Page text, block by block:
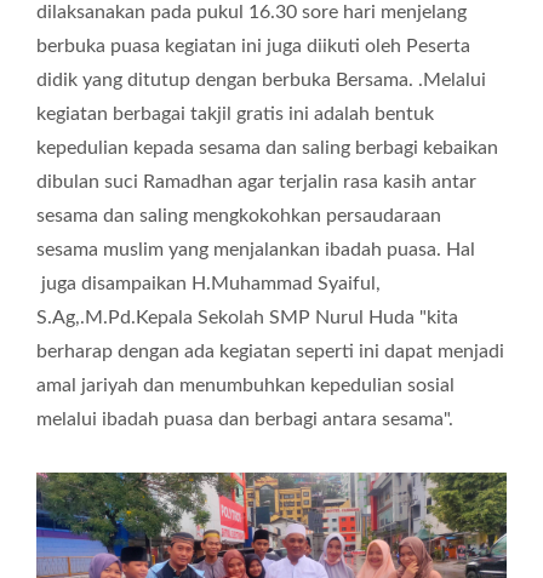
dilaksanakan pada pukul 16.30 sore hari menjelang
berbuka puasa kegiatan ini juga diikuti oleh Peserta
didik yang ditutup dengan berbuka Bersama. .Melalui
kegiatan berbagai takjil gratis ini adalah bentuk
kepedulian kepada sesama dan saling berbagi kebaikan
dibulan suci Ramadhan agar terjalin rasa kasih antar
sesama dan saling mengkokohkan persaudaraan
sesama muslim yang menjalankan ibadah puasa. Hal
juga disampaikan H.Muhammad Syaiful,
S.Ag,.M.Pd.Kepala Sekolah SMP Nurul Huda "kita
berharap dengan ada kegiatan seperti ini dapat menjadi
amal jariyah dan menumbuhkan kepedulian sosial
melalui ibadah puasa dan berbagi antara sesama".